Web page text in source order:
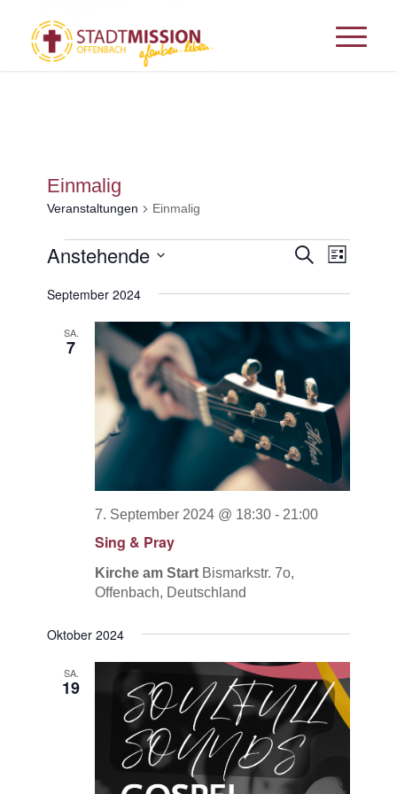
Einmalig
Veranstaltungen Einmalig
Veranstaltungen Suche
Liste
Anstehende
wählen.
September 2024
SA.
7
Sing & Pray
7. September 2024 @ 18:30 - 21:00
Kirche am Start Bismarkstr. 7o,
Offenbach, Deutschland
Oktober 2024
SA.
19